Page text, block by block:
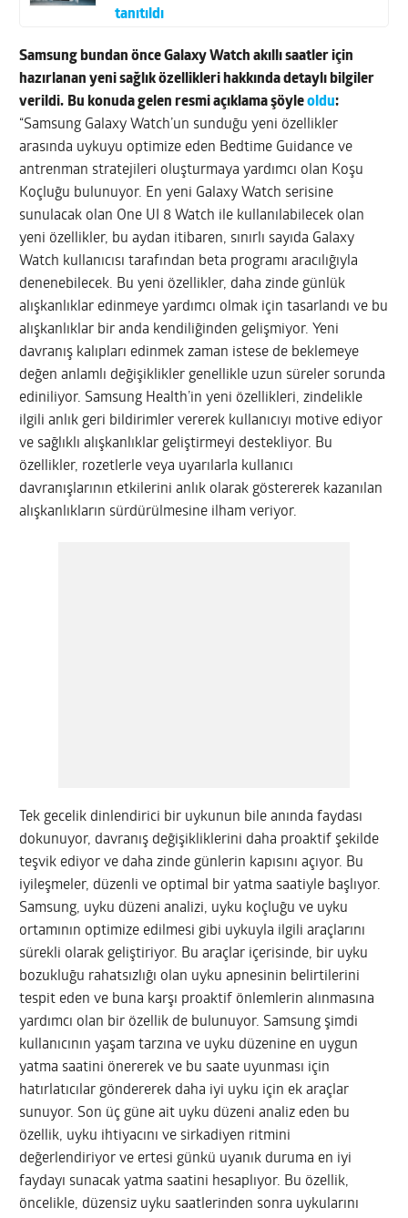
tanıtıldı
Samsung bundan önce Galaxy Watch akıllı saatler için
hazırlanan yeni sağlık özellikleri hakkında detaylı bilgiler
verildi. Bu konuda gelen resmi açıklama şöyleoldu:
“Samsung Galaxy Watch’un sunduğu yeni özellikler
arasında uykuyu optimize eden Bedtime Guidance ve
antrenman stratejileri oluşturmaya yardımcı olan Koşu
Koçluğu bulunuyor. En yeni Galaxy Watch serisine
sunulacak olan One UI 8 Watch ile kullanılabilecek olan
yeni özellikler, bu aydan itibaren, sınırlı sayıda Galaxy
Watch kullanıcısı tarafından beta programı aracılığıyla
denenebilecek. Bu yeni özellikler, daha zinde günlük
alışkanlıklar edinmeye yardımcı olmak için tasarlandı ve bu
alışkanlıklar bir anda kendiliğinden gelişmiyor. Yeni
davranış kalıpları edinmek zaman istese de beklemeye
değen anlamlı değişiklikler genellikle uzun süreler sorunda
ediniliyor. Samsung Health’in yeni özellikleri, zindelikle
ilgili anlık geri bildirimler vererek kullanıcıyı motive ediyor
ve sağlıklı alışkanlıklar geliştirmeyi destekliyor. Bu
özellikler, rozetlerle veya uyarılarla kullanıcı
davranışlarının etkilerini anlık olarak göstererek kazanılan
alışkanlıkların sürdürülmesine ilham veriyor.
Tek gecelik dinlendirici bir uykunun bile anında faydası
dokunuyor, davranış değişikliklerini daha proaktif şekilde
teşvik ediyor ve daha zinde günlerin kapısını açıyor. Bu
iyileşmeler, düzenli ve optimal bir yatma saatiyle başlıyor.
Samsung, uyku düzeni analizi, uyku koçluğu ve uyku
ortamının optimize edilmesi gibi uykuyla ilgili araçlarını
sürekli olarak geliştiriyor. Bu araçlar içerisinde, bir uyku
bozukluğu rahatsızlığı olan uyku apnesinin belirtilerini
tespit eden ve buna karşı proaktif önlemlerin alınmasına
yardımcı olan bir özellik de bulunuyor. Samsung şimdi
kullanıcının yaşam tarzına ve uyku düzenine en uygun
yatma saatini önererek ve bu saate uyunması için
hatırlatıcılar göndererek daha iyi uyku için ek araçlar
sunuyor. Son üç güne ait uyku düzeni analiz eden bu
özellik, uyku ihtiyacını ve sirkadiyen ritmini
değerlendiriyor ve ertesi günkü uyanık duruma en iyi
faydayı sunacak yatma saatini hesaplıyor. Bu özellik,
öncelikle, düzensiz uyku saatlerinden sonra uykularını